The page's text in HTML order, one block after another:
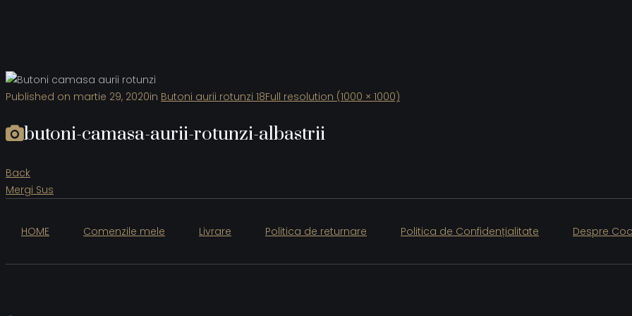
Published on martie 29, 2020in Butoni aurii rotunzi 18Full resolution (1000 × 1000)
butoni-camasa-aurii-rotunzi-albastrii
Back
Mergi Sus
HOME Comenzile mele Livrare Politica de returnare Politica de Confidențialitate Despre